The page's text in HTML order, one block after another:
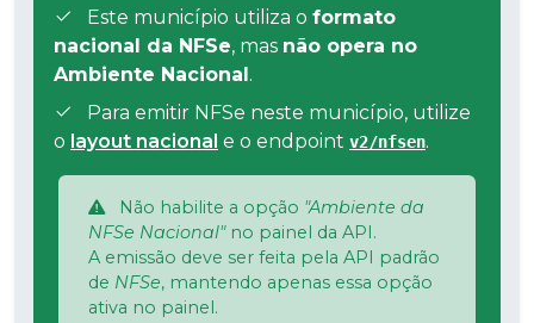
Este município utiliza o formato
nacional da NFSe, mas não opera no
Ambiente Nacional .
Para emitir NFSe neste município, utilize
o layout nacional e o endpoint v2/nfsen.
Não habilite a opção "Ambiente da
NFSe Nacional"no painel da API.
A emissão deve ser feita pela API padrão
de NFSe, mantendo apenas essa opção
ativa no painel.